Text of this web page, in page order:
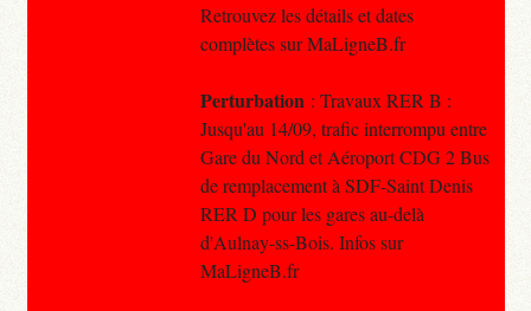
Retrouvez les détails et dates
complètes sur MaLigneB.fr
Perturbation : Travaux RER B :
Jusqu'au 14/09, trafic interrompu entre
Gare du Nord et Aéroport CDG 2 Bus
de remplacement à SDF-Saint Denis
RER D pour les gares au-delà
d'Aulnay-ss-Bois. Infos sur
MaLigneB.fr